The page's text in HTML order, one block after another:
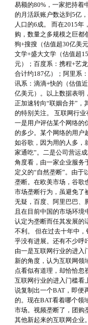
易额的80%，一家把持着
的月活跃账户数达到5亿
人口的6成。 而在2015
购，数量之多规模之巨都
狗+搜搜（估值超30亿美
文学+盛大文学（估值超
元）；百度系：携程+艺
合计约187亿）；阿里系
讯系：滴滴+快的（估值
亿美元）。以上数据表明
正加速转向“联姻合并”，
的特别关注。 互联网行业
一是用户评估某个网络的
的多少。某个网络的用户
如谷歌，因为用的人多，
家通吃”。二是公司营运
角度看，由一家企业服务
定义的“自然垄断”。由于
垄断。在欧美市场，谷歌
市场垄断行为，虽避免了
无疑，百度、阿里巴巴、
且在目前中国的市场环
认定为垄断而任其发展的
不利。 但在过去十年中
乎没有进展。还有不少呼
由一是互联网行业的进入
新的角度，认为互联网领
点看似有道理，却恰恰忽
互联网行业的进入门槛看
说复制出一个BAT，即便
的。现在BAT看着哪个领
市场。视频垄断了，团购
其他新起来的互联网企业